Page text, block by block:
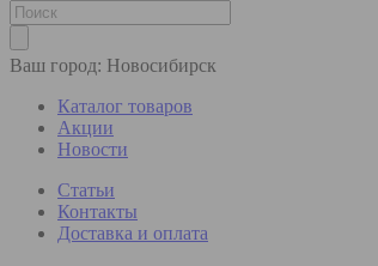
Ваш город: Новосибирск
Каталог товаров
Акции
Новости
Статьи
Контакты
Доставка и оплата